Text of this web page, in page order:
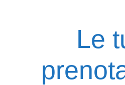
Le